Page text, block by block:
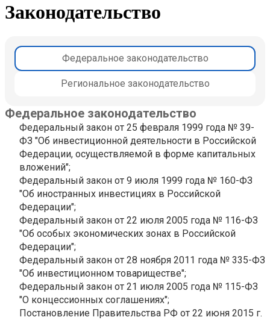
Законодательство
Федеральное законодательство
Региональное законодательство
Федеральное законодательство
Федеральный закон от 25 февраля 1999 года № 39-
ФЗ "Об инвестиционной деятельности в Российской
Федерации, осуществляемой в форме капитальных
вложений";
Федеральный закон от 9 июля 1999 года № 160-ФЗ
"Об иностранных инвестициях в Российской
Федерации";
Федеральный закон от 22 июля 2005 года № 116-ФЗ
"Об особых экономических зонах в Российской
Федерации";
Федеральный закон от 28 ноября 2011 года № 335-ФЗ
"Об инвестиционном товариществе";
Федеральный закон от 21 июля 2005 года № 115-ФЗ
"О концессионных соглашениях";
Постановление Правительства РФ от 22 июня 2015 г.